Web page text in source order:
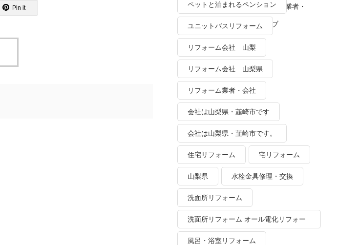
Pin it 水栓金具修理・交換 リフォーム業者・
会社 ＴＯＴＯリモデルクラブ
ペットと泊まれるペンション
ユニットバスリフォーム
リフォーム会社 山梨
リフォーム会社 山梨県
リフォーム業者・会社
会社は山梨県・韮崎市です
会社は山梨県・韮崎市です。
住宅リフォーム 宅リフォーム
山梨県 水栓金具修理・交換
洗面所リフォーム
洗面所リフォーム オール電化リフォー
ム
風呂・浴室リフォーム